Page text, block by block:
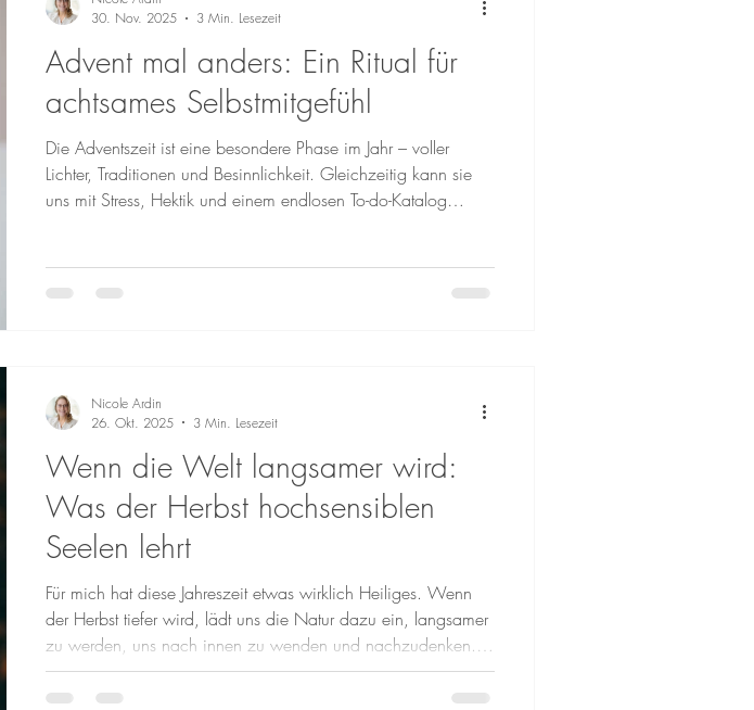
Advent mal anders: Ein Ritual für
achtsames Selbstmitgefühl
Die Adventszeit ist eine besondere Phase im Jahr – voller
Lichter, Traditionen und Besinnlichkeit. Gleichzeitig kann sie
uns mit Stress, Hektik und einem endlosen To-do-Katalog
sozialen Verpflichtungen bleibt oft wenig Raum für das
30. Nov. 2025
3 Min. Lesezeit
Wenn die Welt langsamer wird:
Was der Herbst hochsensiblen
Seelen lehrt
Für mich hat diese Jahreszeit etwas wirklich Heiliges. Wenn
der Herbst tiefer wird, lädt uns die Natur dazu ein, langsamer
zu werden, uns nach innen zu wenden und nachzudenken.
Sie erinnert uns an Zyklen, Abschlüsse und die stille Weisheit,
die mit dem Loslassen einhergeht. Für viele von uns, die die
Nicole Ardin
26. Okt. 2025
3 Min. Lesezeit